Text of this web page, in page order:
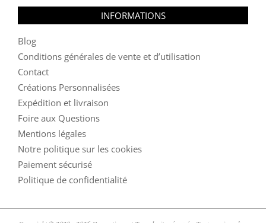
INFORMATIONS
Blog
Conditions générales de vente et d’utilisation
Contact
Créations Personnalisées
Expédition et livraison
Foire aux Questions
Mentions légales
Notre politique sur les cookies
Paiement sécurisé
Politique de confidentialité